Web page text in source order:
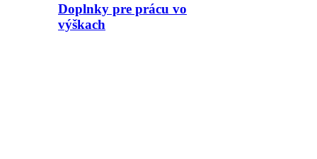
Doplnky pre prácu vo
výškach